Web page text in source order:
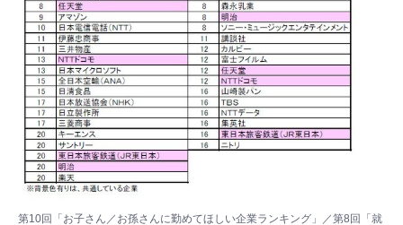
第10回「お子さん／お孫さんに勤めてほしい企業ランキング」／第8回「就